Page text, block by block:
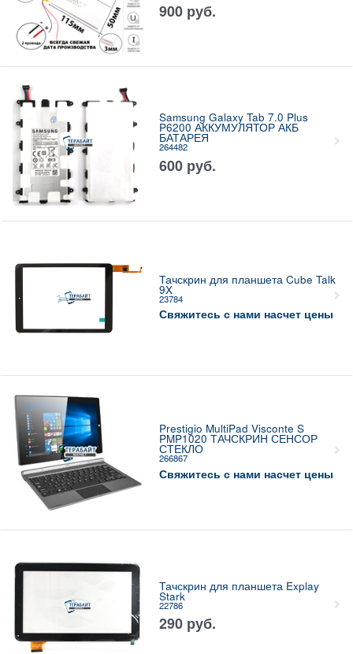
900 руб.
Samsung Galaxy Tab 7.0 Plus
P6200 АККУМУЛЯТОР АКБ
БАТАРЕЯ
264482
600 руб.
Тачскрин для планшета Cube Talk
9X
23784
Свяжитесь с нами насчет цены
Prestigio MultiPad Visconte S
PMP1020 ТАЧСКРИН СЕНСОР
СТЕКЛО
266867
Свяжитесь с нами насчет цены
Тачскрин для планшета Explay
Stark
22786
290 руб.